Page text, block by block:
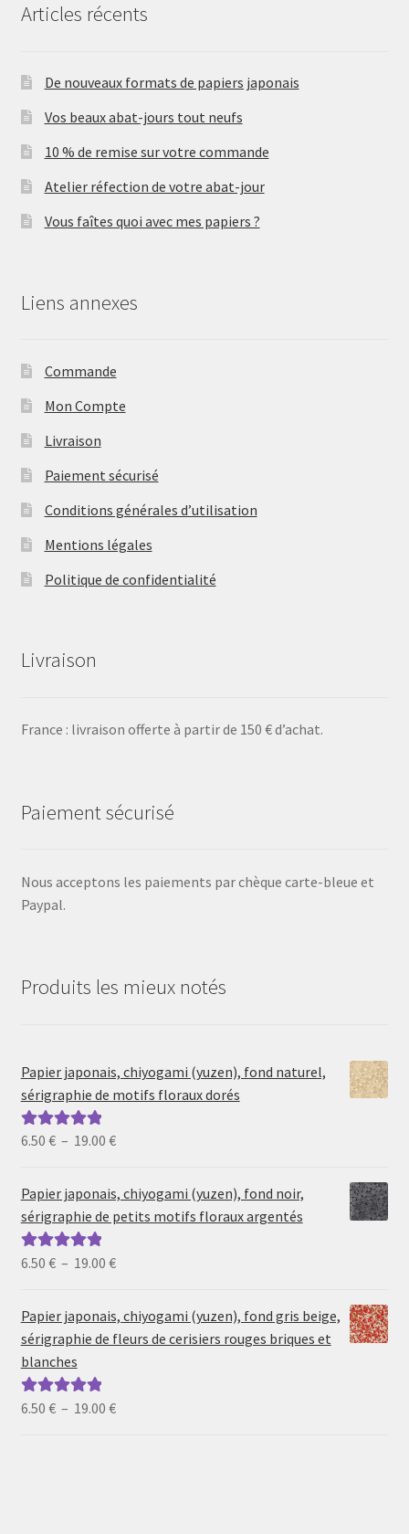
Articles récents
De nouveaux formats de papiers japonais
Vos beaux abat-jours tout neufs
10 % de remise sur votre commande
Atelier réfection de votre abat-jour
Vous faîtes quoi avec mes papiers ?
Liens annexes
Commande
Mon Compte
Livraison
Paiement sécurisé
Conditions générales d’utilisation
Mentions légales
Politique de confidentialité
Livraison
France : livraison offerte à partir de 150 € d’achat.
Paiement sécurisé
Nous acceptons les paiements par chèque carte-bleue et
Paypal.
Produits les mieux notés
Papier japonais, chiyogami (yuzen), fond naturel,
sérigraphie de motifs floraux dorés
Note5.00sur
6.50 € – 19.00 €Plage
prix :
6.50 €
19.00 €
Papier japonais, chiyogami (yuzen), fond noir,
sérigraphie de petits motifs floraux argentés
Note5.00sur
6.50 € – 19.00 €Plage
prix :
6.50 €
Papier japonais, chiyogami (yuzen), fond gris beige,
sérigraphie de fleurs de cerisiers rouges briques et
blanches
Note5.00sur
6.50 € – 19.00 €Plage